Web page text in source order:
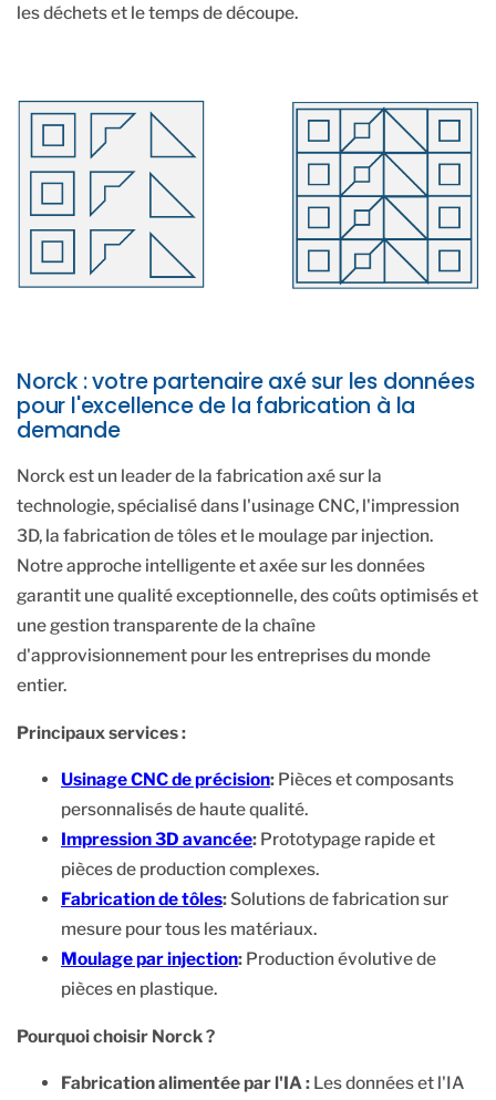
les déchets et le temps de découpe.
Norck : votre partenaire axé sur les données
pour l'excellence de la fabrication à la
demande
Norck est un leader de la fabrication axé sur la
technologie, spécialisé dans l'usinage CNC, l'impression
3D, la fabrication de tôles et le moulage par injection.
Notre approche intelligente et axée sur les données
garantit une qualité exceptionnelle, des coûts optimisés et
une gestion transparente de la chaîne
d'approvisionnement pour les entreprises du monde
entier.
Principaux services :
Usinage CNC de précision: Pièces et composants
personnalisés de haute qualité.
Impression 3D avancée: Prototypage rapide et
pièces de production complexes.
Fabrication de tôles: Solutions de fabrication sur
mesure pour tous les matériaux.
Moulage par injection: Production évolutive de
pièces en plastique.
Pourquoi choisir Norck ?
Fabrication alimentée par l'IA : Les données et l'IA